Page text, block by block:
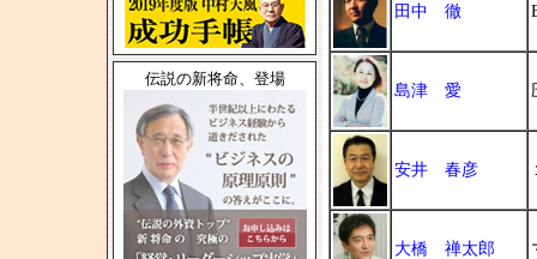
伝説の新将命、登場
田中 徹
島津 愛
安井 春彦
大橋 禅太郎